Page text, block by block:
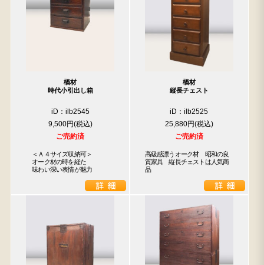
楢材
時代小引出し箱
iD：ilb2545
9,500円
ご売約済
＜Ａ４サイズ収納可＞
オーク材の時を経た
味わい深い表情が魅力
楢材
縦長チェスト
iD：ilb2525
25,880円
ご売約済
高級感漂うオーク材　昭和の良
質家具　縦長チェストは人気商
品